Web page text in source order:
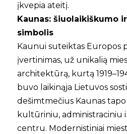
įkvepia ateitį.
Kaunas: šiuolaikiškumo
simbolis
Kaunui suteiktas Europos
įvertinimas, už unikalią
architektūrą, kurtą
buvo laikinąja Lietuvos
dešimtmečius Kaunas
kultūriniu, administraciniu
centru. Modernistiniai